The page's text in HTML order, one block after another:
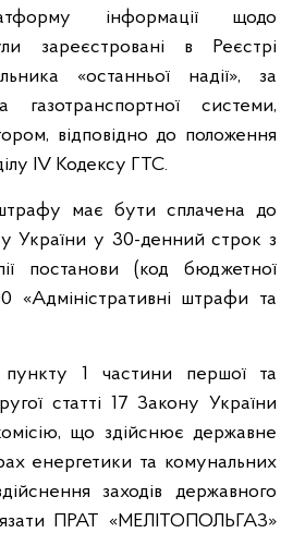
інформації щодо
зареєстровані в Реєстрі
«останньої надії», за
системи,
відповідно до положення
ІV Кодексу ГТС.
має бути сплачена до
України у 30-денний строк з
постанови (код бюджетної
«Адміністративні штрафи та
пункту 1 частини першої та
статті 17 Закону України
що здійснює державне
енергетики та комунальних
заходів державного
ПРАТ «МЕЛІТОПОЛЬГАЗ»